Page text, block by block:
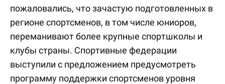
пожаловались, что зачастую подготовленных в
регионе спортсменов, в том числе юниоров,
переманивают более крупные спортшколы и
клубы страны. Спортивные федерации
выступили с предложением предусмотреть
программу поддержки спортсменов уровня